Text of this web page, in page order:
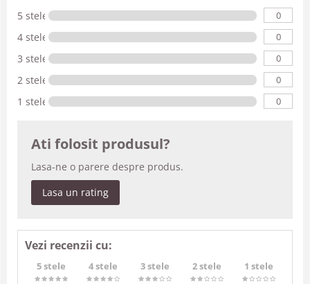
5 stele 0
4 stele 0
3 stele 0
2 stele 0
1 stele 0
Ati folosit produsul?
Lasa-ne o parere despre produs.
Lasa un rating
Vezi recenzii cu:
5 stele 4 stele 3 stele 2 stele 1 stele